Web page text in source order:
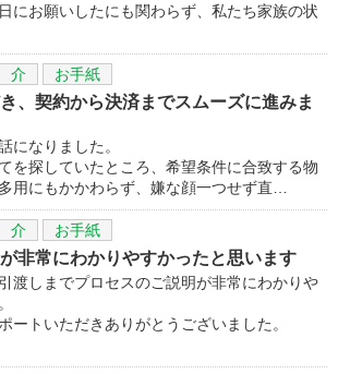
にお願いしたにも関わらず、私たち家族の状
介 お手紙
、契約から決済までスムーズに進みま
になりました。
を探していたところ、希望条件に合致する物
用にもかかわらず、嫌な顔一つせず直…
介 お手紙
非常にわかりやすかったと思います
渡しまでプロセスのご説明が非常にわかりや
ートいただきありがとうございました。